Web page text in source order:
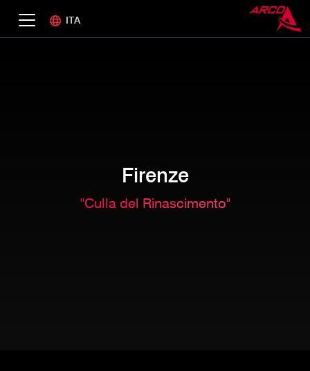
ITA
Firenze
"Culla del Rinascimento"